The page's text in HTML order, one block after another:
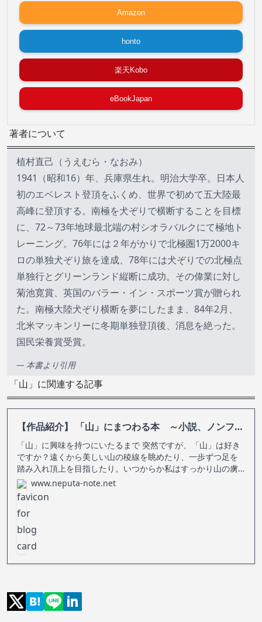
Amazon
honto
楽天Kobo
eBookJapan
著者について
植村直己（うえむら・なおみ）
1941（昭和16）年、兵庫県生れ。明治大学卒。日本人
初のエベレスト登頂をふくめ、世界で初めて五大陸最
高峰に登頂する。南極を犬ぞりで横断することを目標
に、72～73年地球最北端の村シオラバルクにて極地ト
レーニング。76年には２年がかりで北極圏1万2000キ
ロの単独犬ぞり旅を達成、78年には犬ぞりでの北極点
単独行とグリーンランド縦断に成功。その偉業に対し
菊池寛賞、英国のバラー・イン・スポーツ賞が贈られ
た。南極大陸犬ぞり横断を夢にしたまま、84年2月、
北米マッキンリーに冬期単独登頂後、消息を絶った。
国民栄養賞受賞。
— 本書より引用
「山」に関連する記事
【作品紹介】 「山」にまつわる本 ～小説、ノンフィクションなどなど
「山」に興味を持つにいたるまで 突然ですが、「山」は好き
ですか？遠くから美しい山の稜線を眺めたり、一歩ずつ足を
踏み入れ頂上を目指したり。いつからか私はすっかり山の虜
になってしまいました。 もとはと言えば、身近に登山をする
人がいたことや、『岳』という山岳救助をテーマにした漫画
を読んだことがキッカケでし
www.neputa-note.net